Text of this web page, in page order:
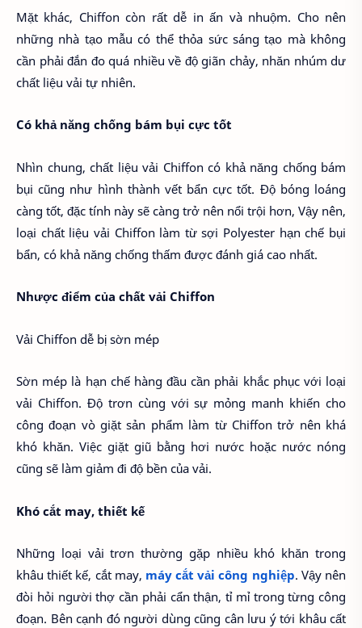
Mặt khác, Chiffon còn rất dễ in ấn và nhuộm. Cho nên
những nhà tạo mẫu có thể thỏa sức sáng tạo mà không
cần phải đắn đo quá nhiều về độ giãn chảy, nhăn nhúm dư
chất liệu vải tự nhiên.
Có khả năng chống bám bụi cực tốt
Nhìn chung, chất liệu vải Chiffon có khả năng chống bám
bụi cũng như hình thành vết bẩn cực tốt. Độ bóng loáng
càng tốt, đặc tính này sẽ càng trở nên nổi trội hơn, Vậy nên,
loại chất liệu vải Chiffon làm từ sợi Polyester hạn chế bụi
bẩn, có khả năng chống thấm được đánh giá cao nhất.
Nhược điểm của chất vải Chiffon
Vải Chiffon dễ bị sờn mép
Sờn mép là hạn chế hàng đầu cần phải khắc phục với loại
vải Chiffon. Độ trơn cùng với sự mỏng manh khiến cho
công đoạn vò giặt sản phẩm làm từ Chiffon trở nên khá
khó khăn. Việc giặt giũ bằng hơi nước hoặc nước nóng
cũng sẽ làm giảm đi độ bền của vải.
Khó cắt may, thiết kế
Những loại vải trơn thường gặp nhiều khó khăn trong
khâu thiết kế, cắt may, máy cắt vải công nghiệp. Vậy nên
đòi hỏi người thợ cần phải cẩn thận, tỉ mỉ trong từng công
đoạn. Bên cạnh đó người dùng cũng cân lưu ý tới khâu cất